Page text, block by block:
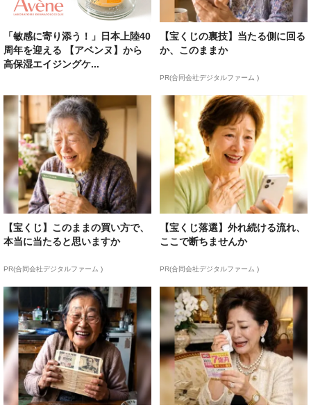
「敏感に寄り添う！」日本上陸40
周年を迎える 【アベンヌ】から
高保湿エイジングケ...
【宝くじの裏技】当たる側に回る
か、このままか
PR(合同会社デジタルファーム )
【宝くじ】このままの買い方で、
本当に当たると思いますか
PR(合同会社デジタルファーム )
【宝くじ落選】外れ続ける流れ、
ここで断ちませんか
PR(合同会社デジタルファーム )